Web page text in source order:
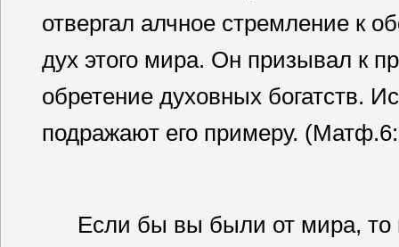
отвергал алчное стремление к
дух этого мира. Он призывал к
обретение духовных богатств.
подражают его примеру.
Если бы вы были от мира,